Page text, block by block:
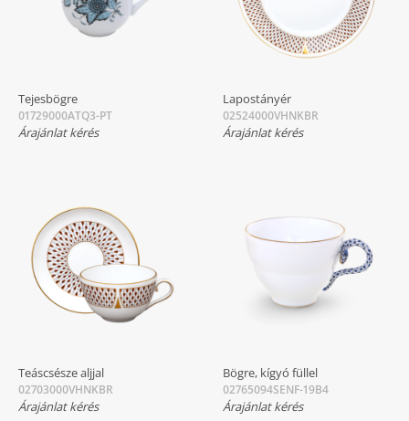
Tejesbögre
01729000ATQ3-PT
Árajánlat kérés
Lapostányér
02524000VHNKBR
Árajánlat kérés
Teáscsésze aljjal
02703000VHNKBR
Árajánlat kérés
Bögre, kígyó füllel
02765094SENF-19B4
Árajánlat kérés